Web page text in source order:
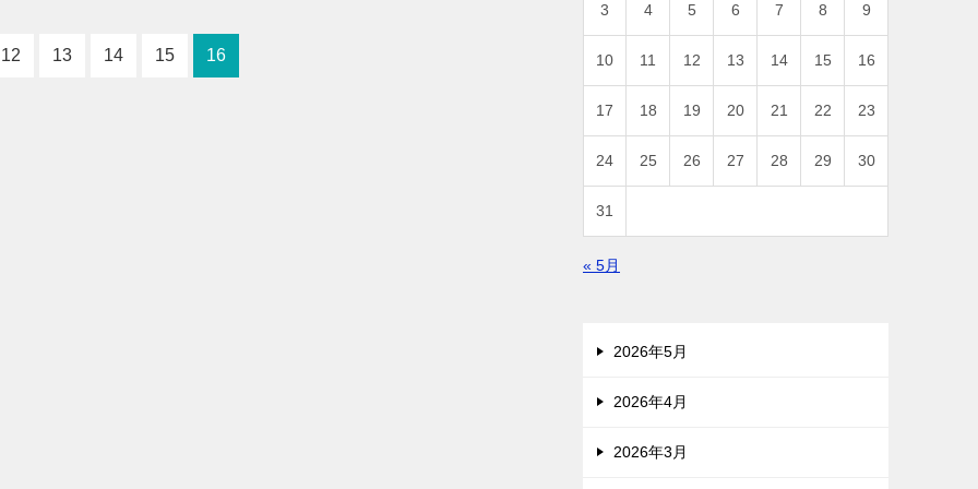
12 13 14 15 16
3 4 5 6 7 8 9
10 11 12 13 14 15 16
17 18 19 20 21 22 23
24 25 26 27 28 29 30
31
« 5月
2026年5月
2026年4月
2026年3月